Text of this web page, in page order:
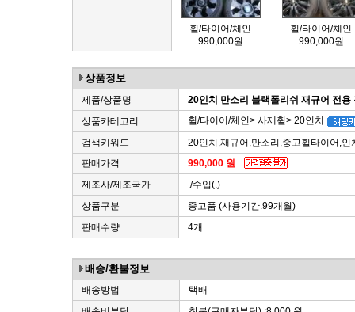
휠/타이어/체인
990,000원
휠/타이어/체인
990,000원
상품정보
제품/상품명
20인치 만소리 블랙폴리쉬 재규어 전용
상품카테고리
휠/타이어/체인> 사제휠> 20인치
검색키워드
20인치,재규어,만소리,중고휠타이어,
판매가격
990,000 원
제조사/제조국가
./수입(.)
상품구분
중고품 (사용기간:99개월)
판매수량
4개
배송/환불정보
배송방법
택배